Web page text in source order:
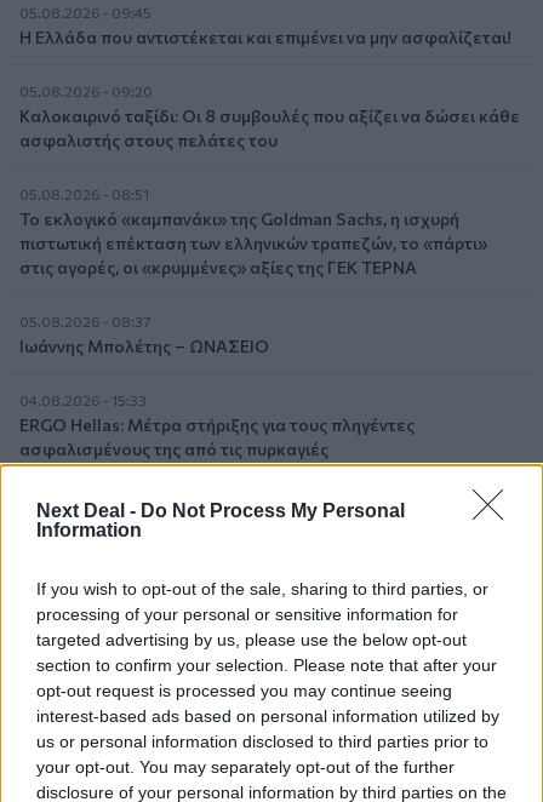
Next Deal - Do Not Process My Personal
Information
If you wish to opt-out of the sale, sharing to third parties, or
processing of your personal or sensitive information for
targeted advertising by us, please use the below opt-out
section to confirm your selection. Please note that after your
opt-out request is processed you may continue seeing
interest-based ads based on personal information utilized by
us or personal information disclosed to third parties prior to
your opt-out. You may separately opt-out of the further
disclosure of your personal information by third parties on the
05.08.2026 - 09:45
Η Ελλάδα που αντιστέκεται και επιμένει να μην ασφαλίζεται!
05.08.2026 - 09:20
Καλοκαιρινό ταξίδι: Οι 8 συμβουλές που αξίζει να δώσει κάθε
ασφαλιστής στους πελάτες του
05.08.2026 - 08:51
Το εκλογικό «καμπανάκι» της Goldman Sachs, η ισχυρή
πιστωτική επέκταση των ελληνικών τραπεζών, το «πάρτι»
στις αγορές, οι «κρυμμένες» αξίες της ΓΕΚ ΤΕΡΝΑ
05.08.2026 - 08:37
Ιωάννης Μπολέτης – ΩΝΑΣΕΙΟ
04.08.2026 - 15:33
ERGO Hellas: Μέτρα στήριξης για τους πληγέντες
ασφαλισμένους της από τις πυρκαγιές
04.08.2026 - 12:40
Τράπεζα Κύπρου: Ενισχυμένες κατά 31% οι ασφαλιστικές
04.08.2026 - 11:49
Σπύρος Γεωργαράς - «ΥΓΕΙΑ» / Ερευνητικό και Θεραπευτικό
Ινστιτούτο ΟΦΘΑΛΜΟΣ
ΠΕΡΙΣΣΟΤΕΡΑ